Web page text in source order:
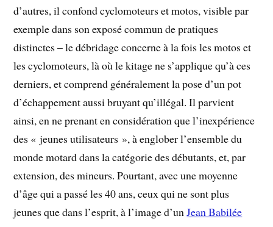
d’autres, il confond cyclomoteurs et motos, visible par
exemple dans son exposé commun de pratiques
distinctes – le débridage concerne à la fois les motos et
les cyclomoteurs, là où le kitage ne s’applique qu’à ces
derniers, et comprend généralement la pose d’un pot
d’échappement aussi bruyant qu’illégal. Il parvient
ainsi, en ne prenant en considération que l’inexpérience
des « jeunes utilisateurs », à englober l’ensemble du
monde motard dans la catégorie des débutants, et, par
extension, des mineurs. Pourtant, avec une moyenne
d’âge qui a passé les 40 ans, ceux qui ne sont plus
jeunes que dans l’esprit, à l’image d’unJean Babilée